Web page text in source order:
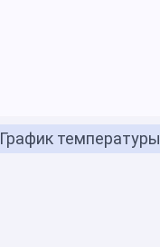
График температуры